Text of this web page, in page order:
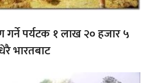
गर्ने पर्यटक १ लाख २० हजार ५
भारतबाट